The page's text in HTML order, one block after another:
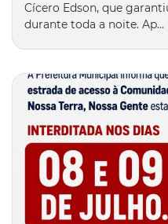
Cícero Edson, que
durante toda a noite. Ap…